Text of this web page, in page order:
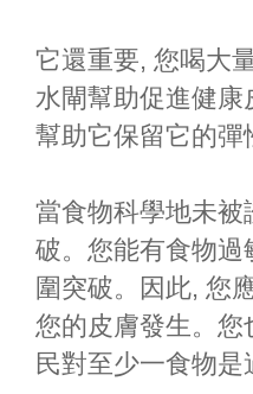
它還重要, 您喝大
水閘幫助促進健
幫助它保留它的
當食物科學地未
破。您能有食物
圍突破。因此, 您
您的皮膚發生。
民對至少一食物